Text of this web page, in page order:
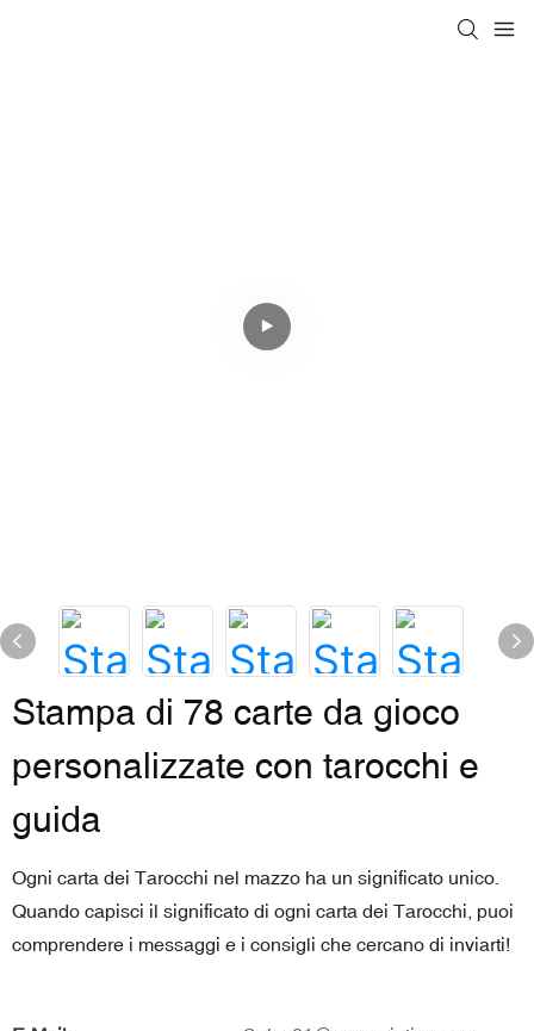
Stampa di 78 carte da gioco
personalizzate con tarocchi e
guida
Ogni carta dei Tarocchi nel mazzo ha un significato unico.
Quando capisci il significato di ogni carta dei Tarocchi, puoi
comprendere i messaggi e i consigli che cercano di inviarti!